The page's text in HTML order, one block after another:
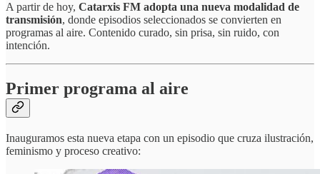
A partir de hoy, Catarxis FM adopta una nueva modalidad de
transmisión, donde episodios seleccionados se convierten en
programas al aire. Contenido curado, sin prisa, sin ruido, con
intención.
Primer programa al aire
Inauguramos esta nueva etapa con un episodio que cruza ilustración,
feminismo y proceso creativo: